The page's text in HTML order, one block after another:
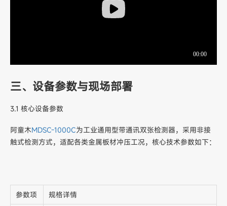
三、设备参数与现场部署
3.1 核心设备参数
阿童木MDSC-1000C为工业通用型带通讯双张检测器，采用非接
触式检测方式，适配各类金属板材冲压工况，核心技术参数如下：
参数项
规格详情